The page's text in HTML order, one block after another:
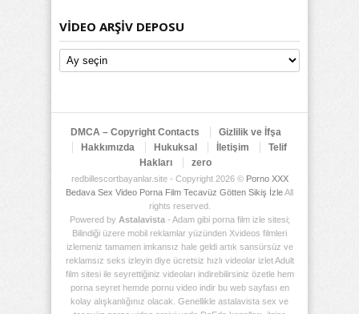
VIDEO ARŞIV DEPOSU
Video
Arşiv
DMCA – Copyright Contacts
Gizlilik ve İfşa
Hakkımızda
Hukuksal İletişim
Telif
Hakları
zero
redbillescortbayanlar.site - Copyright 2026 © Porno XXX
Bedava Sex Video Porna Film Tecavüz Götten Sikiş İzleAll
rights reserved.
Powered by Astalavista- Adam gibi porna film izle sitesi;
Bilindiği üzere mobil reklamlar yüzünden Xvideos filmleri
izlemeniz tamamen imkansız hale geldi artık sansürsüz ve
reklamsız seks izleyin diye ücretsiz hızlı videolar izlet Adult
film sitesi ile seyrettiğiniz videoları indirebilirsiniz özetle hem
porna seyret hemde pornu video indir bu web sayfası en
kolay alışkanlığınız olacak. Genellikle astalavista sex ve